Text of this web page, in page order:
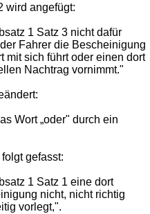
wird angefügt:
1 Satz 3 nicht dafür
Fahrer die Bescheinigung
mit sich führt oder einen dort
Nachtrag vornimmt."
Wort „oder" durch ein
gefasst:
1 Satz 1 eine dort
nicht, nicht richtig
vorlegt,".